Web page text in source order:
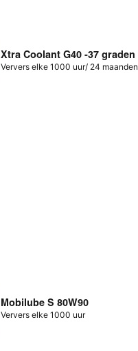
Xtra Coolant G40 -37 graden
Ververs elke 1000 uur/ 24 maanden
Mobilube S 80W90
Ververs elke 1000 uur